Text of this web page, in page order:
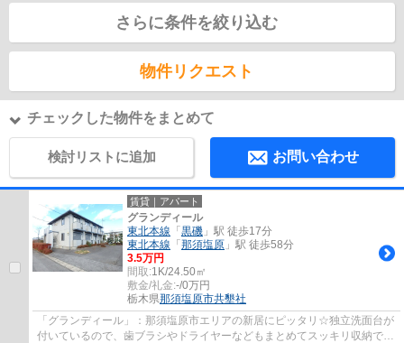
さらに条件を絞り込む
物件リクエスト
チェックした物件をまとめて
検討リストに追加 お問い合わせ
賃貸｜アパート
グランディール
東北本線 「 黒磯 」駅 徒歩17分
東北本線 「 那須塩原 」駅 徒歩58分
3.5万円
間取:1K/24.50㎡
敷金/礼金:-/0万円
栃木県那須塩原市共墾社
「グランディール」：那須塩原市エリアの新居にピッタリ☆独立洗面台が
付いているので、歯ブラシやドライヤーなどもまとめてスッキリ収納でき